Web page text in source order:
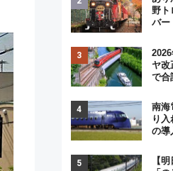
まご
【
野ト
バー
原ト
日「
ー
ヤ改
で合
南海
り入
の導
デザ
【